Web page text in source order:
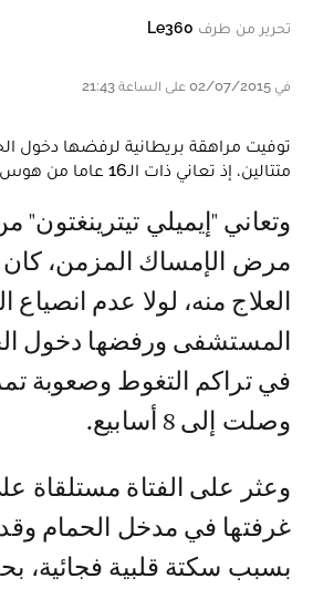
تحرير من طرف Le360
في 02/07/2015 على الساعة 21:43
توفيت مراهقة بريطانية لرفضها دخول
متتالين، إذ تعاني ذات الـ16 عاما من هوس دخول المرحاض.
وتعاني "إيميلي تيترينغتون" من حالة نادرة من
مرض الإمساك المزمن،
العلاج منه، لولا عدم انصياع
المستشفى ورفضها دخول
في تراكم التغوط وصعوبة
وصلت إلى 8 أسابيع.
وعثر على الفتاة مستلقاة
غرفتها في مدخل الحمام
بسبب سكتة قلبية فجائية،